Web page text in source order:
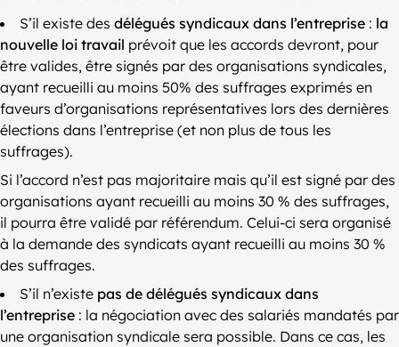
S’il existe des délégués syndicaux dans l’entreprise : la
nouvelle loi travail prévoit que les accords devront, pour
être valides, être signés par des organisations syndicales,
ayant recueilli au moins 50% des suffrages exprimés en
faveurs d’organisations représentatives lors des dernières
élections dans l’entreprise (et non plus de tous les
suffrages).
Si l’accord n’est pas majoritaire mais qu’il est signé par des
organisations ayant recueilli au moins 30 % des suffrages,
il pourra être validé par référendum. Celui-ci sera organisé
à la demande des syndicats ayant recueilli au moins 30 %
des suffrages.
S’il n’existe pas de délégués syndicaux dans
l’entreprise : la négociation avec des salariés mandatés par
une organisation syndicale sera possible. Dans ce cas, les